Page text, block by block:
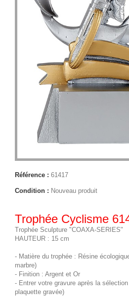
Référence : 61417
Condition : Nouveau produit
Trophée Cyclisme
Trophée Sculpture "COAXA-SERIES"
HAUTEUR : 15 cm
- Matière du trophée : Résine
marbre)
- Finition : Argent et Or
- Entrer votre gravure après la
plaquette gravée)